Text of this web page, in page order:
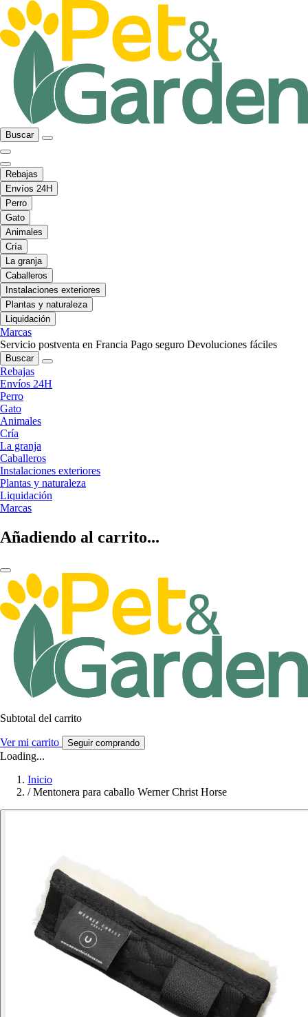
Buscar
Rebajas
Envíos 24H
Perro
Gato
Animales
Cría
La granja
Caballeros
Instalaciones exteriores
Plantas y naturaleza
Liquidación
Marcas
Servicio postventa en Francia Pago seguro Devoluciones fáciles
Buscar
Rebajas
Envíos 24H
Perro
Gato
Animales
Cría
La granja
Caballeros
Instalaciones exteriores
Plantas y naturaleza
Liquidación
Marcas
Añadiendo al carrito...
Subtotal del carrito
Ver mi carrito Seguir comprando
Loading...
Inicio
/ Mentonera para caballo Werner Christ Horse